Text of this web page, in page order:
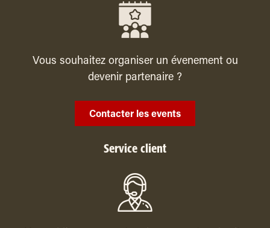
Vous souhaitez organiser un évenement ou
devenir partenaire ?
Contacter les events
Service client